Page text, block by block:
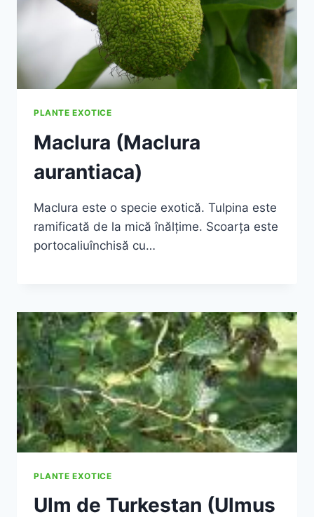
PLANTE EXOTICE
Maclura (Maclura
aurantiaca)
Maclura este o specie exotică. Tulpina este
ramificată de la mică înălţime. Scoarţa este
portocaliuînchisă cu…
PLANTE EXOTICE
Ulm de Turkestan (Ulmus